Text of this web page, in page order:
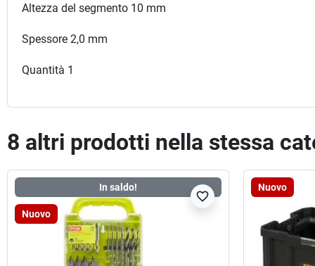
Altezza del segmento 10 mm
Spessore 2,0 mm
Quantità 1
8 altri prodotti nella stessa
In saldo!
Nuovo
favorite_border
Nuovo